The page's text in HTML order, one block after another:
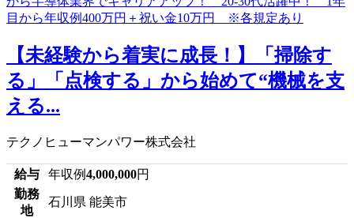
【未経験から着実に成長！】「掃除す
る」「点検する」から始めて“機械を支
える...
テクノヒューマンパワー株式会社
給与 年収例4,000,000円
勤務
地
石川県 能美市